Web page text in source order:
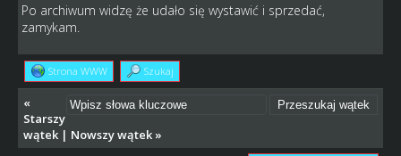
Po archiwum widzę że udało się wystawić i sprzedać,
zamykam.
Strona WWW Szukaj
«
Starszy
wątek| Nowszy wątek»